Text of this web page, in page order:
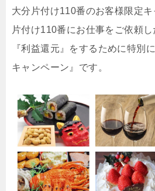
大分片付け110番のお客様限定
片付け110番にお仕事をご依頼し
『利益還元』をするために特別
キャンペーン』です。